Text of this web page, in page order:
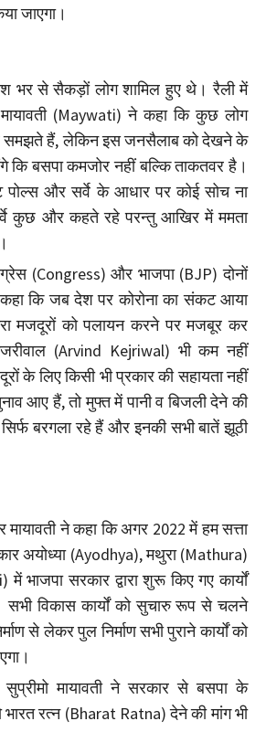
जाएगा।
भर से सैकड़ों लोग शामिल हुए थे। रैली में
(Maywati) ने कहा कि कुछ लोग
समझते हैं, लेकिन इस जनसैलाब को देखने के
कि बसपा कमजोर नहीं बल्कि ताकतवर है।
पोल्स और सर्वे के आधार पर कोई सोच ना
कुछ और कहते रहे परन्तु आखिर में ममता
(Congress) और भाजपा (BJP) दोनों
कहा कि जब देश पर कोरोना का संकट आया
मजदूरों को पलायन करने पर मजबूर कर
(Arvind Kejriwal) भी कम नहीं
के लिए किसी भी प्रकार की सहायता नहीं
आए हैं, तो मुफ्त में पानी व बिजली देने की
बरगला रहे हैं और इनकी सभी बातें झूठी
मायावती ने कहा कि अगर 2022 में हम सत्ता
अयोध्या (Ayodhya), मथुरा (Mathura)
में भाजपा सरकार द्वारा शुरू किए गए कार्यों
सभी विकास कार्यों को सुचारु रूप से चलने
से लेकर पुल निर्माण सभी पुराने कार्यों को
मायावती ने सरकार से बसपा के
रत्न (Bharat Ratna) देने की मांग भी